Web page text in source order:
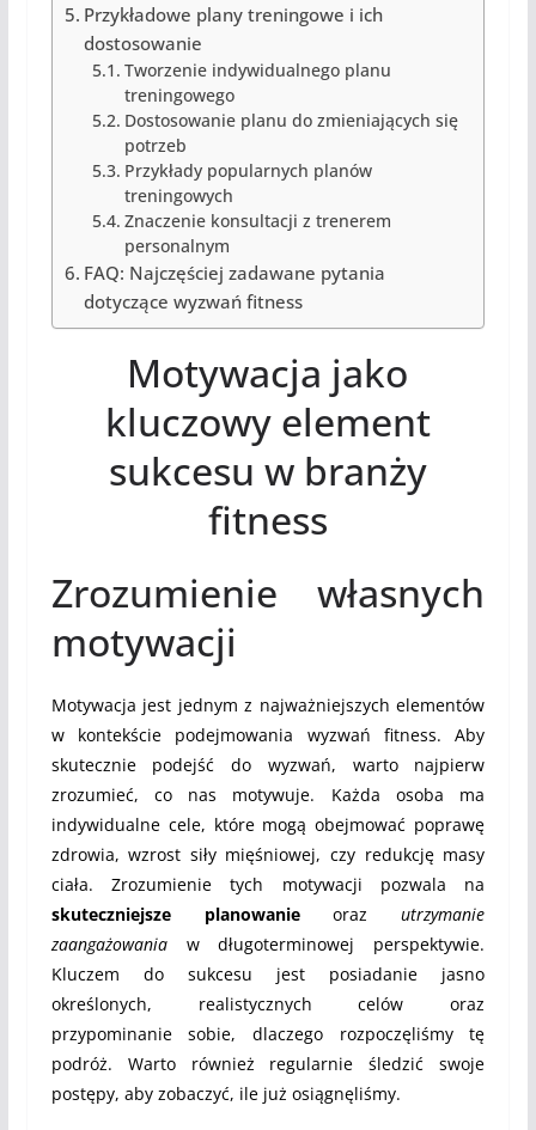
Przykładowe plany treningowe i ich
dostosowanie
Tworzenie indywidualnego planu
treningowego
Dostosowanie planu do zmieniających się
potrzeb
Przykłady popularnych planów
treningowych
Znaczenie konsultacji z trenerem
personalnym
FAQ: Najczęściej zadawane pytania
dotyczące wyzwań fitness
Motywacja jako
kluczowy element
sukcesu w branży
fitness
Zrozumienie własnych
motywacji
Motywacja jest jednym z najważniejszych elementów
w kontekście podejmowania wyzwań fitness. Aby
skutecznie podejść do wyzwań, warto najpierw
zrozumieć, co nas motywuje. Każda osoba ma
indywidualne cele, które mogą obejmować poprawę
zdrowia, wzrost siły mięśniowej, czy redukcję masy
ciała. Zrozumienie tych motywacji pozwala na
skuteczniejsze planowanieorazutrzymanie
zaangażowaniaw długoterminowej perspektywie.
Kluczem do sukcesu jest posiadanie jasno
określonych, realistycznych celów oraz
przypominanie sobie, dlaczego rozpoczęliśmy tę
podróż. Warto również regularnie śledzić swoje
postępy, aby zobaczyć, ile już osiągnęliśmy.